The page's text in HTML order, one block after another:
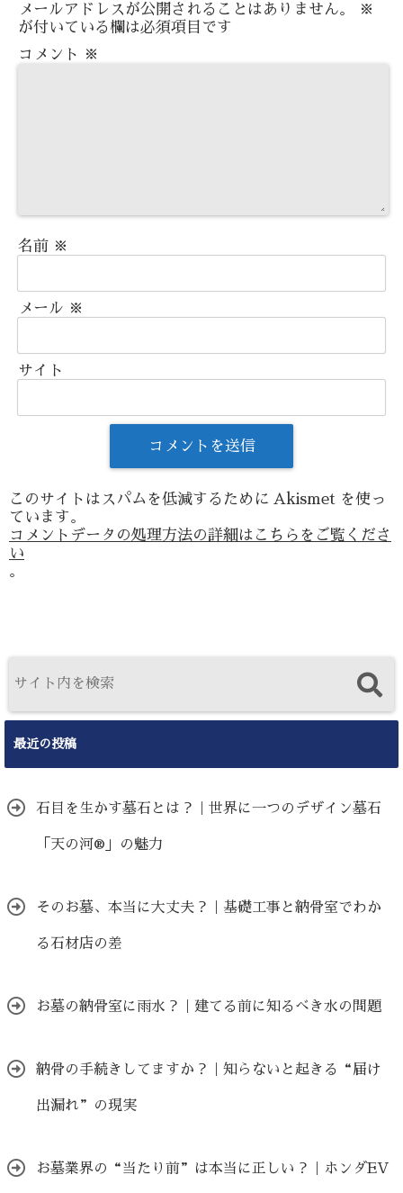
メールアドレスが公開されることはありません。
※
が付いている欄は必須項目です
コメント
※
名前 ※
メール ※
サイト
このサイトはスパムを低減するために Akismet を使っ
ています。
コメントデータの処理方法の詳細はこちらをご覧くださ
い
。
最近の投稿
石目を生かす墓石とは？｜世界に一つのデザイン墓石
「天の河®」の魅力
そのお墓、本当に大丈夫？｜基礎工事と納骨室でわか
る石材店の差
お墓の納骨室に雨水？｜建てる前に知るべき水の問題
納骨の手続きしてますか？｜知らないと起きる“届け
出漏れ”の現実
お墓業界の“当たり前”は本当に正しい？｜ホンダEV